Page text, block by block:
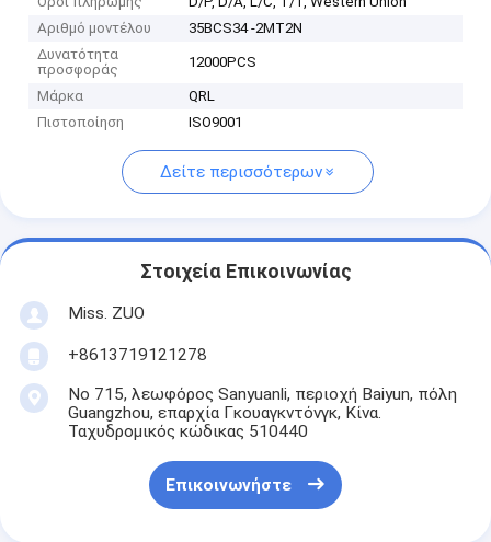
Αριθμό μοντέλου
35BCS34 -2MT2N
Δυνατότητα
προσφοράς
12000PCS
Μάρκα
QRL
Πιστοποίηση
ISO9001
Δείτε περισσότερων
Στοιχεία Επικοινωνίας
Miss. ZUO
+8613719121278
Νο 715, λεωφόρος Sanyuanli, περιοχή Baiyun, πόλη
Guangzhou, επαρχία Γκουαγκντόνγκ, Κίνα.
Ταχυδρομικός κώδικας 510440
Επικοινωνήστε